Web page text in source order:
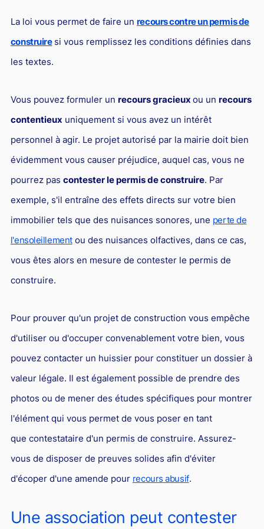
Droit aérien
Caution bancaire
Droit de l'environnement et des énergies renouvelables
Concurrence déloyale
Transport
Restructuration d'entreprise
Droit et Fiscalité du marché de l'Art
Transmission d'entreprise et avocat
Procédures et tribunaux
Contentieux cession d’entreprise
Droit commercial
Énergie
Droit bancaire
Droit de la réparation et du dommage corporel
La loi vous permet de faire un recours contre un permis de
construiresi vous remplissez les conditions définies dans
les textes.
Vous pouvez formuler un recours gracieux ou un recours
contentieux uniquement si vous avez un intérêt
personnel à agir. Le projet autorisé par la mairie doit bien
évidemment vous causer préjudice, auquel cas, vous ne
pourrez pas contester le permis de construire. Par
exemple, s'il entraîne des effets directs sur votre bien
immobilier tels que des nuisances sonores, une perte de
l'ensoleillementou des nuisances olfactives, dans ce cas,
vous êtes alors en mesure de contester le permis de
construire.
Pour prouver qu'un projet de construction vous empêche
d'utiliser ou d'occuper convenablement votre bien, vous
pouvez contacter un huissier pour constituer un dossier à
valeur légale. Il est également possible de prendre des
photos ou de mener des études spécifiques pour montrer
l'élément qui vous permet de vous poser en tant
que contestataire d'un permis de construire. Assurez-
vous de disposer de preuves solides afin d'éviter
d'écoper d'une amende pour recours abusif.
Une association peut contester